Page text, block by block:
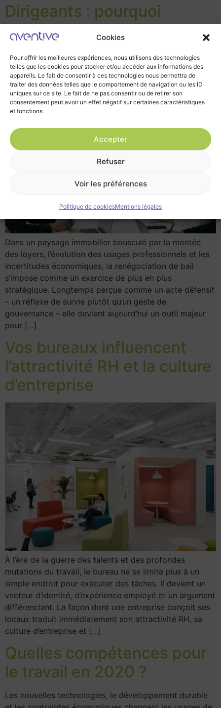
Cookies
Pour offrir les meilleures expériences, nous utilisons des technologies
telles que les cookies pour stocker et/ou accéder aux informations des
appareils. Le fait de consentir à ces technologies nous permettra de
traiter des données telles que le comportement de navigation ou les ID
uniques sur ce site. Le fait de ne pas consentir ou de retirer son
consentement peut avoir un effet négatif sur certaines caractéristiques
et fonctions.
Accepter
Refuser
Voir les préférences
Politique de cookiesMentions légales
Dirigeants : pourquoi
anticiper votre
change la donne
Dans un paysage immobilier bousculé par la montée
des loyers, l’évolution des usages professionnels et les
incertitudes économiques, la renégociation de bail
s’impose comme un exercice de plus en plus
stratégique. Longtemps perçue comme un acte défensif
– un réflexe de survie plutôt qu’un geste de
gouvernance – elle devient aujourd’hui un outil majeur
pour […]
Vos bureaux influencent
l’attractivité RH et la culture
d’entreprise
À l’ère de la guerre des talents et des profondes
mutations du travail, le bureau ne se limite plus à un
simple endroit pour exécuter des tâches. Il devient un
vecteur d’identité, d’expérience employé et un argument
différenciant. La façon dont une entreprise conçoit ses
locaux traduit immédiatement son attractivité RH, sa
culture d’entreprise et […]
Quelles compétences pour
le travail en 2020 ?
Les nouvelles technologies, le développement durable